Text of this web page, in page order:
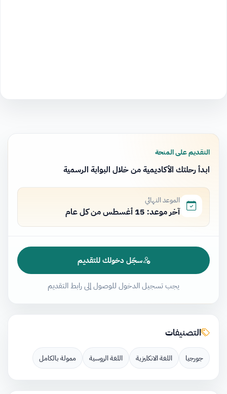
التقديم على المنحة
ابدأ رحلتك الأكاديمية من خلال البوابة الرسمية
الموعد النهائي
آخر موعد: 15 أغسطس من كل عام
سجّل دخولك للتقديم
يجب تسجيل الدخول للوصول إلى رابط التقديم
التصنيفات
جورجيا اللغة الانكليزية اللغة الروسية ممولة بالكامل